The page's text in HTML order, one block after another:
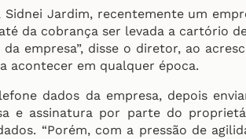
Jardim, recentemente um
da cobrança ser levada a cartório
da empresa”, disse o diretor, ao
acontecer em qualquer época.
dados da empresa, depois
e assinatura por parte do
“Porém, com a pressão de